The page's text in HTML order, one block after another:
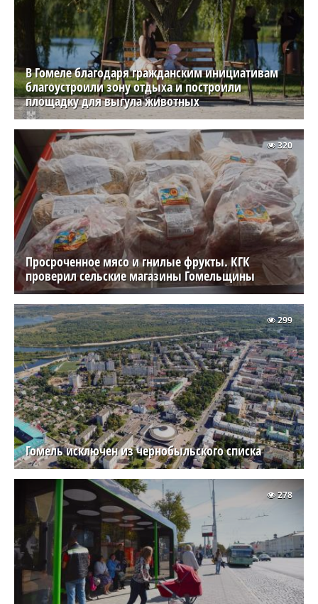
В Гомеле благодаря гражданским инициативам
благоустроили зону отдыха и построили
площадку для выгула животных
Просроченное мясо и гнилые фрукты. КГК
проверил сельские магазины Гомельщины
320
Гомель исключен из чернобыльского списка
299
278